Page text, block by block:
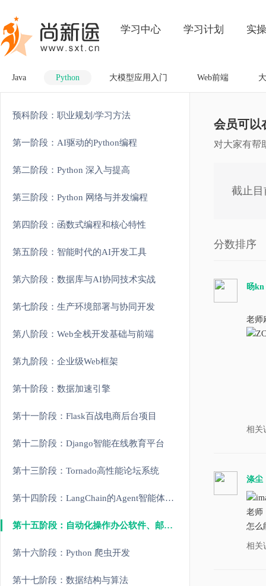
学习中心 学习计划 实操
Java Python 大模型应用入门 Web前端
预科阶段：职业规划/学习方法
第一阶段：AI驱动的Python编程
第二阶段：Python 深入与提高
第三阶段：Python 网络与并发编程
第四阶段：函数式编程和核心特性
第五阶段：智能时代的AI开发工具
第六阶段：数据库与AI协同技术实战
第七阶段：生产环境部署与协同开发
第八阶段：Web全栈开发基础与前端
第九阶段：企业级Web框架
第十阶段：数据加速引擎
第十一阶段：Flask百战电商后台项目
第十二阶段：Django智能在线教育平台
第十三阶段：Tornado高性能论坛系统
第十四阶段：LangChain的Agent智能体开发
第十五阶段：自动化操作办公软件、邮件、定时任务等
第十六阶段：Python 爬虫开发
第十七阶段：数据结构与算法
会员可以
对大家有帮
截止
分数排序
旸kn
老师
相关
涤尘
老师
怎么
相关